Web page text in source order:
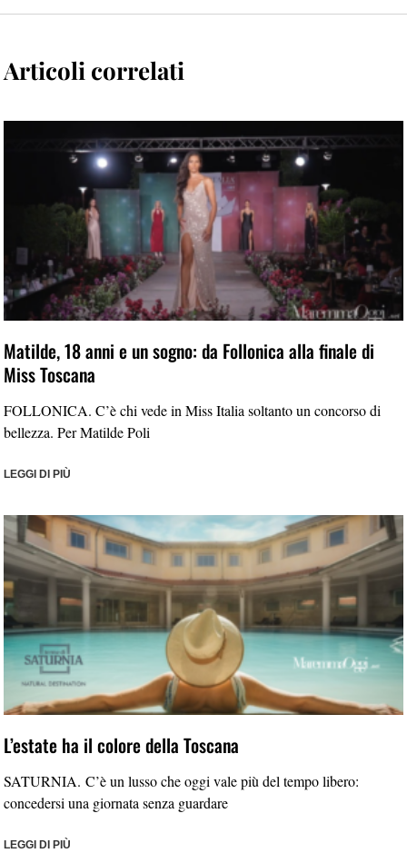
Articoli correlati
Matilde, 18 anni e un sogno: da Follonica alla finale di
Miss Toscana
FOLLONICA. C’è chi vede in Miss Italia soltanto un concorso di
bellezza. Per Matilde Poli
LEGGI DI PIÙ
L’estate ha il colore della Toscana
SATURNIA. C’è un lusso che oggi vale più del tempo libero:
concedersi una giornata senza guardare
LEGGI DI PIÙ